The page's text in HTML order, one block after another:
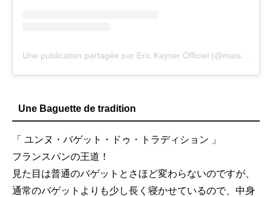
Une Baguette de tradition
「 ユンヌ・バゲット・ドゥ・トラディション 」
フランスパンの王道！
見た目は普通のバゲットとさほど変わらないのですが、
通常のバゲットよりも少し長く寝かせているので、中身